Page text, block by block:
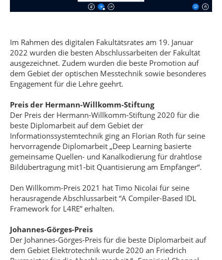
Im Rahmen des digitalen Fakultätsrates am 19. Januar
2022 wurden die besten Abschlussarbeiten der Fakultät
ausgezeichnet. Zudem wurden die beste Promotion auf
dem Gebiet der optischen Messtechnik sowie besonderes
Engagement für die Lehre geehrt.
Preis der Hermann-Willkomm-Stiftung
Der Preis der Hermann-Willkomm-Stiftung 2020 für die
beste Diplomarbeit auf dem Gebiet der
Informationssystemtechnik ging an Florian Roth für seine
hervorragende Diplomarbeit „Deep Learning basierte
gemeinsame Quellen- und Kanalkodierung für drahtlose
Bildübertragung mit1-bit Quantisierung am Empfänger“.
Den Willkomm-Preis 2021 hat Timo Nicolai für seine
herausragende Abschlussarbeit “A Compiler-Based IDL
Framework for L4RE” erhalten.
Johannes-Görges-Preis
Der Johannes-Görges-Preis für die beste Diplomarbeit auf
dem Gebiet Elektrotechnik wurde 2020 an Friedrich